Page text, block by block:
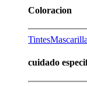
Coloracion
Tintes
cuidado